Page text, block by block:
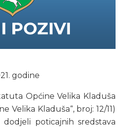
godine
Općine Velika Kladuša
Velika Kladuša“, broj: 12/11)
poticajnih sredstava